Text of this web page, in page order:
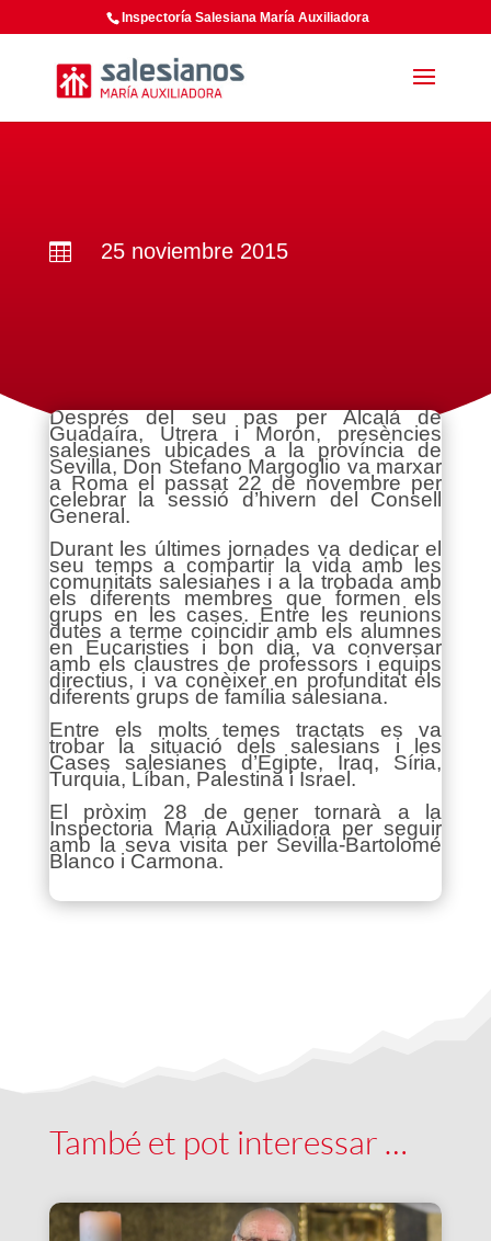
Inspectoría Salesiana María Auxiliadora
 25 noviembre 2015
Després del seu pas per Alcalá de
Guadaíra, Utrera i Morón, presències
salesianes ubicades a la província de
Sevilla, Don Stefano Margoglio va marxar
a Roma el passat 22 de novembre per
celebrar la sessió d’hivern del Consell
General.
Durant les últimes jornades va dedicar el
seu temps a compartir la vida amb les
comunitats salesianes i a la trobada amb
els diferents membres que formen els
grups en les cases. Entre les reunions
dutes a terme coincidir amb els alumnes
en Eucaristies i bon dia, va conversar
amb els claustres de professors i equips
directius, i va conèixer en profunditat els
diferents grups de família salesiana.
Entre els molts temes tractats es va
trobar la situació dels salesians i les
Cases salesianes d’Egipte, Iraq, Síria,
Turquia, Líban, Palestina i Israel.
El pròxim 28 de gener tornarà a la
Inspectoria Maria Auxiliadora per seguir
amb la seva visita per Sevilla-Bartolomé
Blanco i Carmona.
També et pot interessar …